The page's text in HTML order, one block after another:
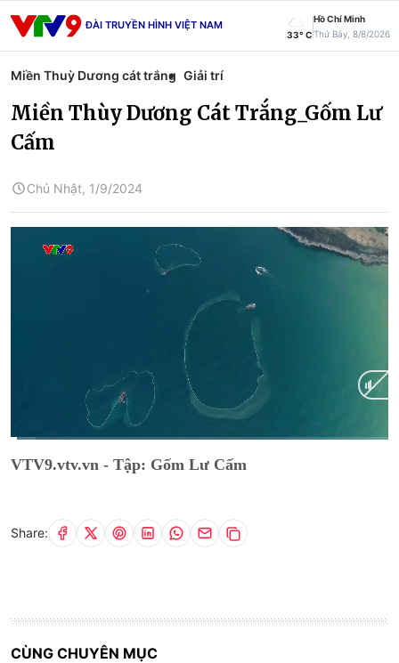
ĐÀI TRUYỀN HÌNH VIỆT NAM
33° C
Hồ Chí Minh
Thứ Bảy, 8/8/2026
Miền Thuỳ Dương cát trắng Giải trí
Miền Thùy Dương Cát Trắng_Gốm Lư
Cấm
Chủ Nhật, 1/9/2024
VTV9.vtv.vn - Tập: Gốm Lư Cấm
Share:
CÙNG CHUYÊN MỤC